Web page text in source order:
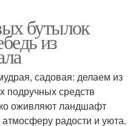
бутылок
из
садовая: делаем из
подручных средств
оживляют ландшафт
радости и уюта.